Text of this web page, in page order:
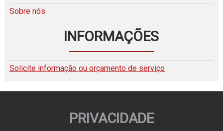
Sobre nós
INFORMAÇÕES
Solicite informação ou orçamento de serviço
PRIVACIDADE